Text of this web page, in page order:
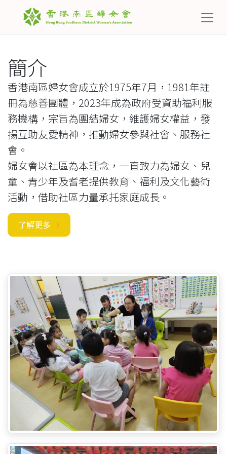
簡介
香港南區婦女會成立於1975年7月，1981年註
冊為慈善團體，2023年成為政府受資助福利服
務機構，宗旨為團結婦女，維護婦女權益，發
揚互助友愛精神，推動婦女參與社會、服務社
會。
婦女會以社區為本理念，一直致力為婦女、兒
童、青少年及耆老提供教育、福利及文化藝術
活動，借助社區力量承托家庭成長。
了解更多